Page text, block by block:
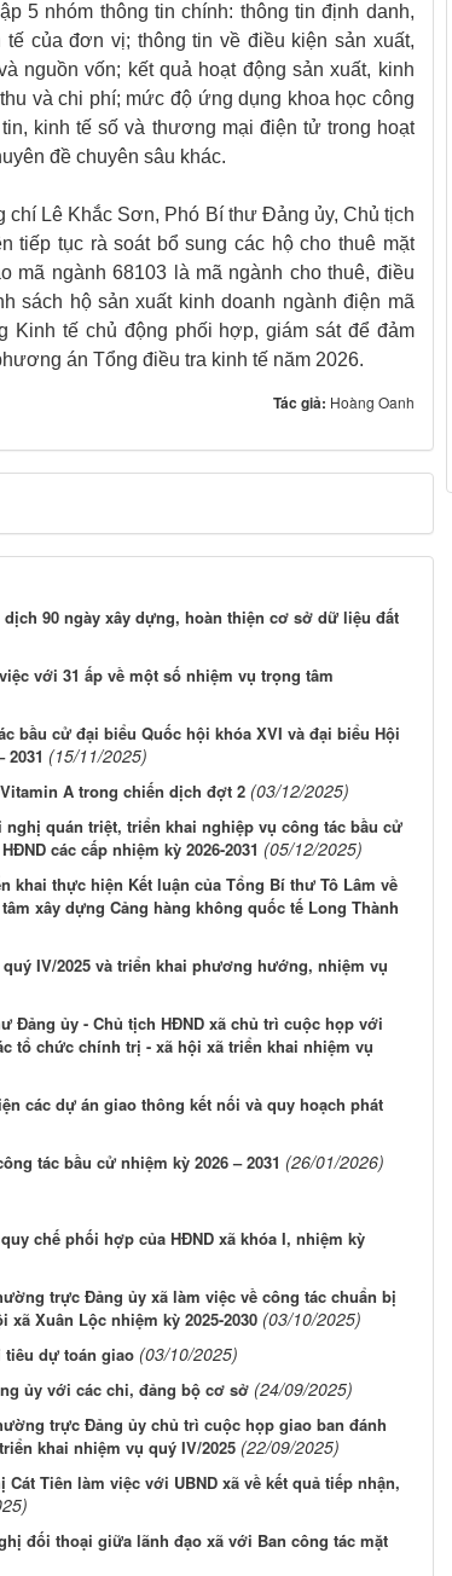
5 nhóm thông tin chính: thông tin định danh,
của đơn vị; thông tin về điều kiện sản xuất,
nguồn vốn; kết quả hoạt động sản xuất, kinh
và chi phí; mức độ ứng dụng khoa học công
kinh tế số và thương mại điện tử trong hoạt
đề chuyên sâu khác.
chí Lê Khắc Sơn, Phó Bí thư Đảng ủy, Chủ tịch
tiếp tục rà soát bổ sung các hộ cho thuê mặt
mã ngành 68103 là mã ngành cho thuê, điều
sách hộ sản xuất kinh doanh ngành điện mã
Kinh tế chủ động phối hợp, giám sát để đảm
án Tổng điều tra kinh tế năm 2026.
Tác giả: Hoàng Oanh
dịch 90 ngày xây dựng, hoàn thiện cơ sở dữ liệu đất
với 31 ấp về một số nhiệm vụ trọng tâm
bầu cử đại biểu Quốc hội khóa XVI và đại biểu Hội
2031 (15/11/2025)
A trong chiến dịch đợt 2 (03/12/2025)
quán triệt, triển khai nghiệp vụ công tác bầu cử
các cấp nhiệm kỳ 2026-2031 (05/12/2025)
khai thực hiện Kết luận của Tổng Bí thư Tô Lâm về
xây dựng Cảng hàng không quốc tế Long Thành
IV/2025 và triển khai phương hướng, nhiệm vụ
Đảng ủy - Chủ tịch HĐND xã chủ trì cuộc họp với
tổ chức chính trị - xã hội xã triển khai nhiệm vụ
các dự án giao thông kết nối và quy hoạch phát
tác bầu cử nhiệm kỳ 2026 – 2031 (26/01/2026)
chế phối hợp của HĐND xã khóa I, nhiệm kỳ
trực Đảng ủy xã làm việc về công tác chuẩn bị
Xuân Lộc nhiệm kỳ 2025-2030 (03/10/2025)
tiêu dự toán giao (03/10/2025)
ủy với các chi, đảng bộ cơ sở (24/09/2025)
trực Đảng ủy chủ trì cuộc họp giao ban đánh
khai nhiệm vụ quý IV/2025 (22/09/2025)
Tiên làm việc với UBND xã về kết quả tiếp nhận,
đối thoại giữa lãnh đạo xã với Ban công tác mặt